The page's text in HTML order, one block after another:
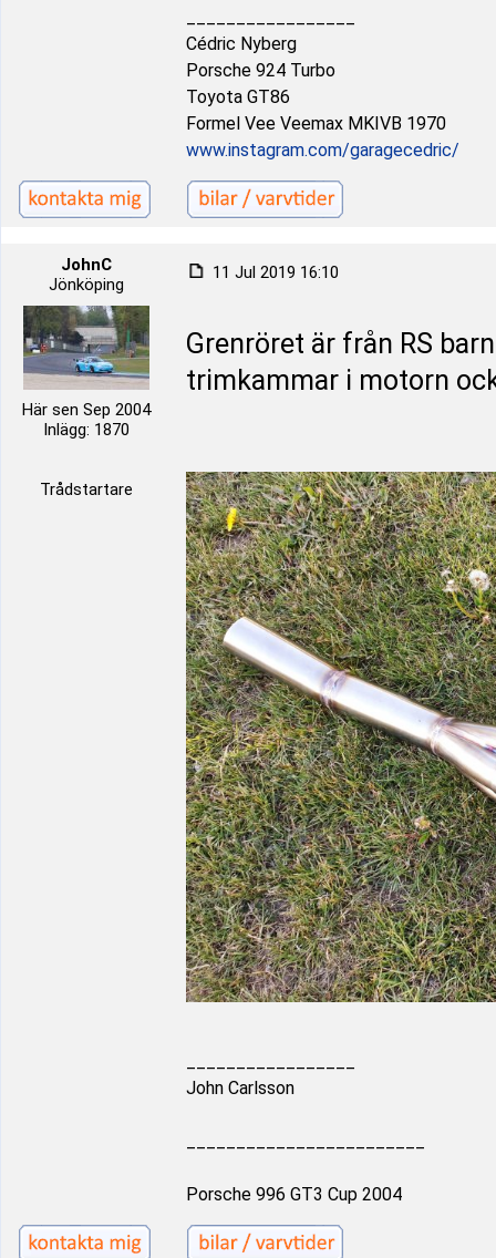
Cédric Nyberg
Porsche 924 Turbo
Toyota GT86
Formel Vee Veemax MKIVB 1970
www.instagram.com/garagecedric/
JohnC
Jönköping
Här sen Sep 2004
Inlägg: 1870
Trådstartare
11 Jul 2019 16:10
Grenröret är från RS
trimkammar i motorn
John Carlsson
Porsche 996 GT3 Cup 2004